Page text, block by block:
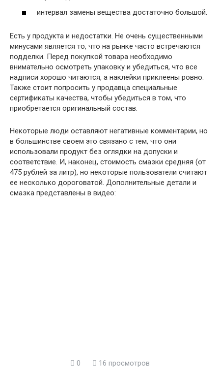
интервал замены вещества достаточно большой.
Есть у продукта и недостатки. Не очень существенными
минусами является то, что на рынке часто встречаются
подделки. Перед покупкой товара необходимо
внимательно осмотреть упаковку и убедиться, что все
надписи хорошо читаются, а наклейки приклеены ровно.
Также стоит попросить у продавца специальные
сертификаты качества, чтобы убедиться в том, что
приобретается оригинальный состав.
Некоторые люди оставляют негативные комментарии, но
в большинстве своем это связано с тем, что они
использовали продукт без оглядки на допуски и
соответствие. И, наконец, стоимость смазки средняя (от
475 рублей за литр), но некоторые пользователи считают
ее несколько дороговатой. Дополнительные детали и
смазка представлены в видео:
0 16 просмотров